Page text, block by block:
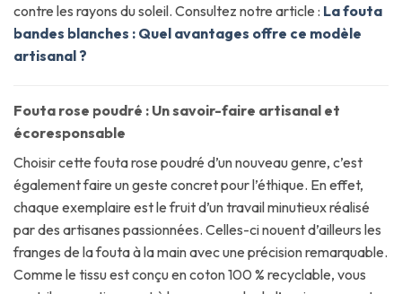
contre les rayons du soleil. Consultez notre article : La fouta
bandes blanches : Quel avantages offre ce modèle
artisanal ?
Fouta rose poudré : Un savoir-faire artisanal et
écoresponsable
Choisir cette fouta rose poudré d’un nouveau genre, c’est
également faire un geste concret pour l’éthique. En effet,
chaque exemplaire est le fruit d’un travail minutieux réalisé
par des artisanes passionnées. Celles-ci nouent d’ailleurs les
franges de la fouta à la main avec une précision remarquable.
Comme le tissu est conçu en coton 100 % recyclable, vous